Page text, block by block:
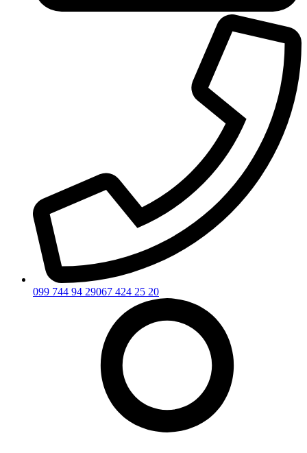
099 744 94 29067 424 25 20